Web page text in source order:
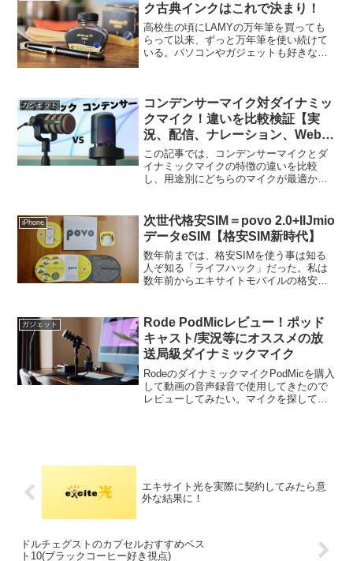
ク古典インクはこれで決まり！
高校生の頃にLAMYの万年筆を買っても
らって以来、ずっと万年筆を使い続けて
いる。パソコンやガジェットも好きな性
た。この記事では、万年筆...
ガジェット
コンデンサーマイク対ダイナミッ
クマイク！違いを比較検証【実
況、配信、ナレーション、Web会
議】
この記事では、コンデンサーマイクとダ
イナミックマイクの特徴の違いを比較
し、用途別にどちらのマイクが最適か解
ど、話し声を録音するためにマイクが利
用されるようになってきた...
iPhone
次世代格安SIM＝povo 2.0+IIJmio
データeSIM【格安SIM新時代】
数年前までは、格安SIMを使う事は知る
人ぞ知る「ライフハック」だった。私は
数年前からエキサイトモバイルの格安
量が増え、数年ぶりに格安SIMの最新情
勢を調べた...
ガジェット
Rode PodMicレビュー！ポッド
キャスト/実況等にオススメの放
送局級ダイナミックマイク
RodeのダイナミックマイクPodMicを購入
して動画の音声録音で使用してきたので
レビューしてみたい。マイクを探してい
エキサイト光を実際に契約してみたら意
外な結果に！
ドルチェグストのカプセルおすすめベス
ト10(ブラックコーヒー好き視点)